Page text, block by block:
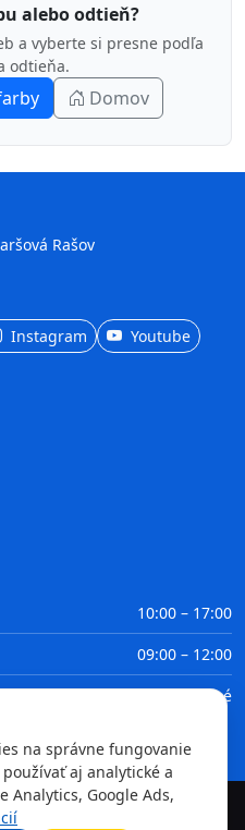
alebo odtieň?
a vyberte si presne podľa
odtieňa.
Domov
Rašov
Instagram Youtube
10:00 – 17:00
09:00 – 12:00
Zatvorené
GDPR
práva vyhradené
na správne fungovanie
aj analytické a
Analytics, Google Ads,